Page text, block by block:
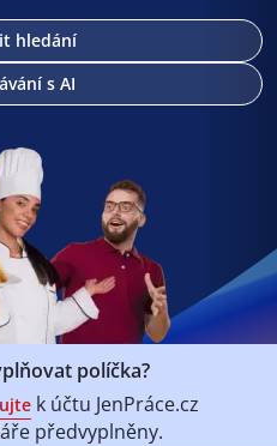
hledání
s AI
políčka?
k účtu JenPráce.cz
předvyplněny.